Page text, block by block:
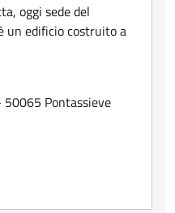
oggi sede del
un edificio costruito a
Pontassieve